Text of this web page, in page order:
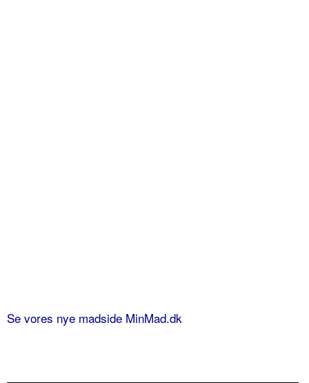
Se vores nye madside MinMad.dk